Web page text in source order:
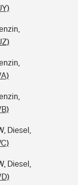
Diesel,
Diesel,